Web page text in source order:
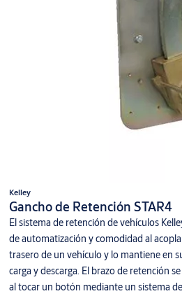
Kelley
Gancho de Retención STAR4
El sistema de retención de vehículos
de automatización y comodidad al
trasero de un vehículo y lo mantiene en
carga y descarga. El brazo de retención
al tocar un botón mediante un sistema